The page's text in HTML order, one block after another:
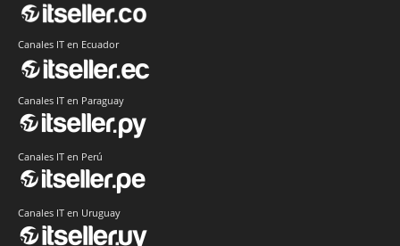
Canales IT en Ecuador
Canales IT en Paraguay
Canales IT en Perú
Canales IT en Uruguay